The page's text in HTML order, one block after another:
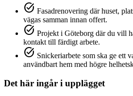
task_alt Fasadrenovering där huset,
vägas samman innan offert.
task_alt Projekt i Göteborg där du vill
kontakt till färdigt arbete.
task_alt Snickeriarbete som ska ge ett
användbart hem med högre
Det här ingår i upplägget